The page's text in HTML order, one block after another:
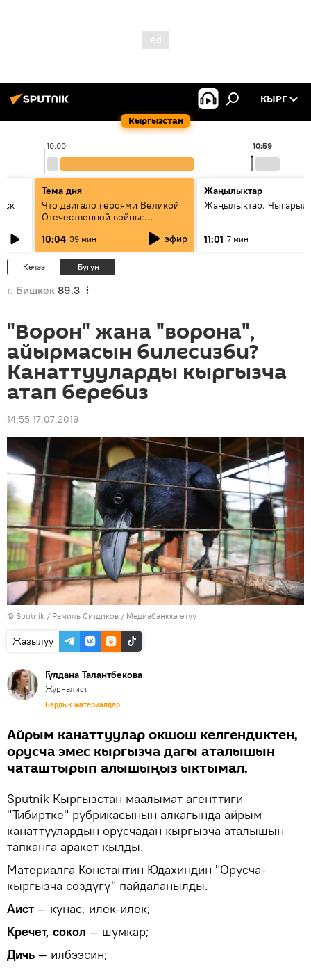
Кыргызстан
КЫРГ
10:00 10:59
Тема дня
Что двигало героями Великой
Отечественной войны:
Тулебердиева
10:04 39 мин эфир
Жаңылыктар
Жаңылыктар.
11:01 7 мин
Кечээ Бүгүн
г. Бишкек 89.3
"Ворон" жана "ворона",
айырмасын билесизби?
Канаттууларды кыргызча
атап беребиз
14:55 17.07.2019
© Sputnik / Рамиль Ситдиков / Медиабанкка өтүү
Жазылуу
Гүлдана Талантбекова
Журналист
Бардык материалдар
Айрым канаттуулар окшош келгендиктен,
орусча эмес кыргызча дагы аталышын
чаташтырып алышыңыз ыктымал.
Sputnik Кыргызстан маалымат агенттиги
"Тибиртке" рубрикасынын алкагында айрым
канаттуулардын орусчадан кыргызча аталышын
тапканга аракет кылды.
Материалга Константин Юдахиндин "Орусча-
кыргызча сөздүгү" пайдаланылды.
Аист — кунас, илек-илек;
Кречет, сокол — шумкар;
Дичь — илбээсин;